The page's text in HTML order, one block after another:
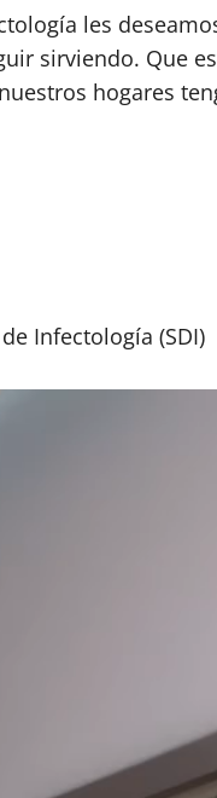
les
sirviendo. Que
hogares
Infectología (SDI)